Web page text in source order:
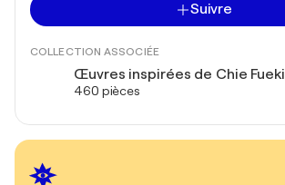
Suivre
COLLECTION ASSOCIÉE
Œuvres inspirées de Chie Fueki
460 pièces